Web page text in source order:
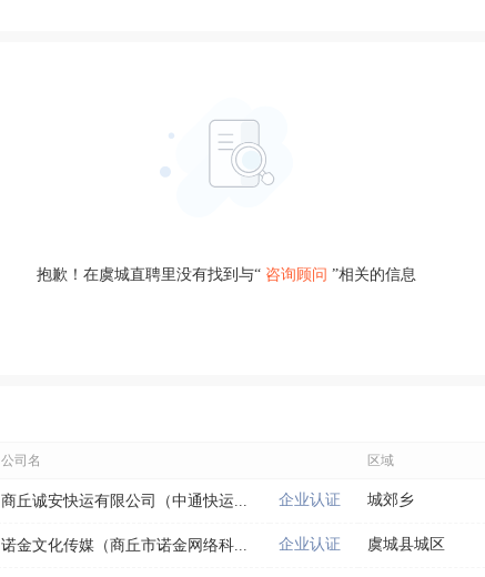
抱歉！在虞城直聘里没有找到与“ 咨询顾问 ”相关的信息
公司名 区域
商丘诚安快运有限公司（中通快运... 企业认证 城郊乡
诺金文化传媒（商丘市诺金网络科... 企业认证 虞城县城区